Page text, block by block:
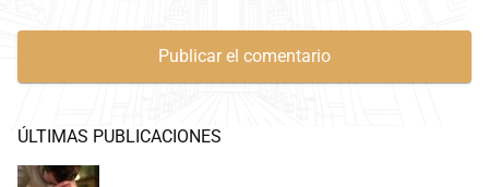
ÚLTIMAS PUBLICACIONES